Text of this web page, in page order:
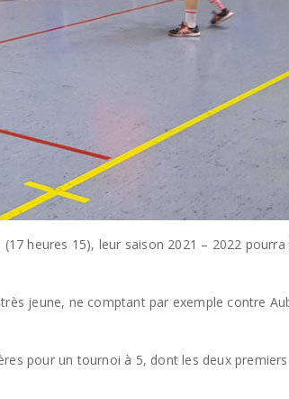
heures 15), leur saison 2021 – 2022
jeune, ne comptant par exemple contre
pour un tournoi à 5, dont les deux